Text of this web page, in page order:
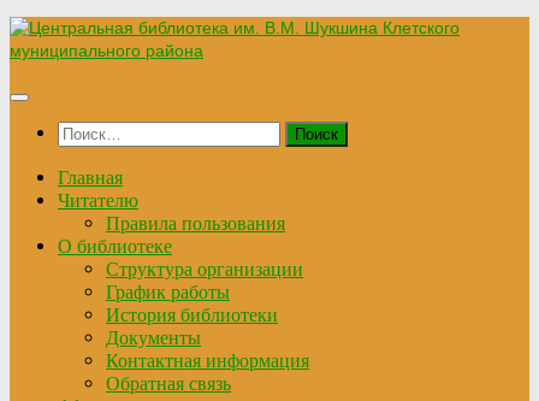
Перейти
к
Найти:
Главная
Читателю
Правила пользования
О библиотеке
Структура организации
График работы
История библиотеки
Документы
Контактная информация
Обратная связь